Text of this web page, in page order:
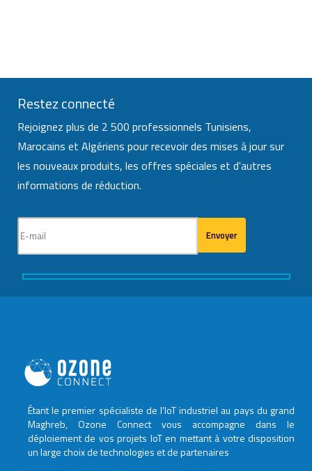
Restez connecté
Rejoignez plus de 2 500 professionnels Tunisiens,
Marocains et Algériens pour recevoir des mises à jour sur
les nouveaux produits, les offres spéciales et d'autres
informations de réduction.
Étant le premier spécialiste de l'IoT industriel au pays du grand
Maghreb, Ozone Connect vous accompagne dans le
déploiement de vos projets IoT en mettant à votre disposition
un large choix de technologies et de partenaires